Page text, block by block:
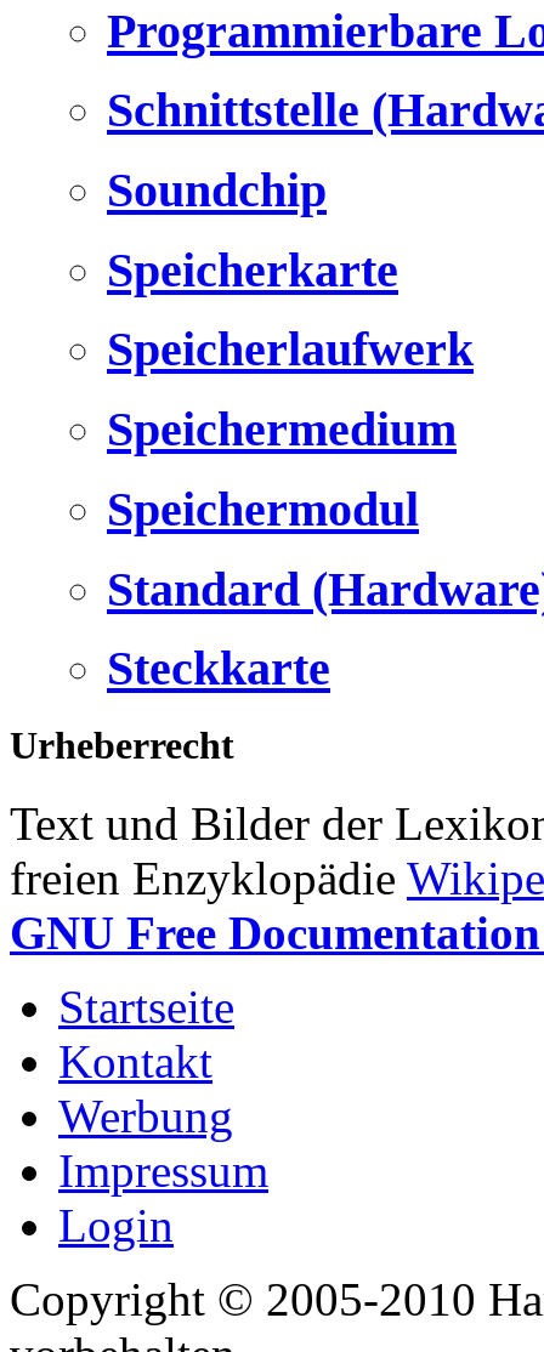
Programmierbare
Schnittstelle
Soundchip
Speicherkarte
Speicherlaufwerk
Speichermedium
Speichermodul
Standard
Steckkarte
Urheberrecht
Text und Bilder der
freien Enzyklopädie
GNU Free
Startseite
Kontakt
Werbung
Impressum
Login
Copyright © 2005-2010